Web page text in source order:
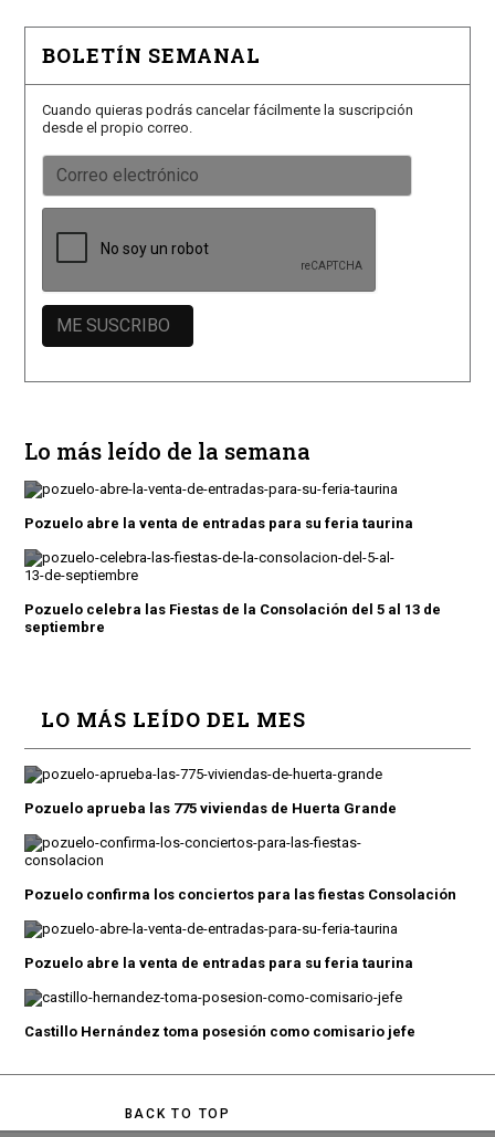
BOLETÍN SEMANAL
Cuando quieras podrás cancelar fácilmente la suscripción
desde el propio correo.
Lo más leído de la semana
Pozuelo abre la venta de entradas para su feria taurina
Pozuelo celebra las Fiestas de la Consolación del 5 al 13 de
septiembre
LO MÁS LEÍDO DEL MES
Pozuelo aprueba las 775 viviendas de Huerta Grande
Pozuelo confirma los conciertos para las fiestas Consolación
Pozuelo abre la venta de entradas para su feria taurina
Castillo Hernández toma posesión como comisario jefe
BACK TO TOP